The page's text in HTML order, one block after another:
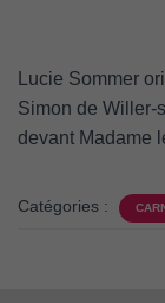
Lucie Sommer
Simon de Willer-
devant Madame
Catégories :